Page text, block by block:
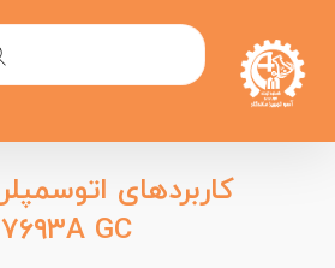
۷۶۹۳A GC